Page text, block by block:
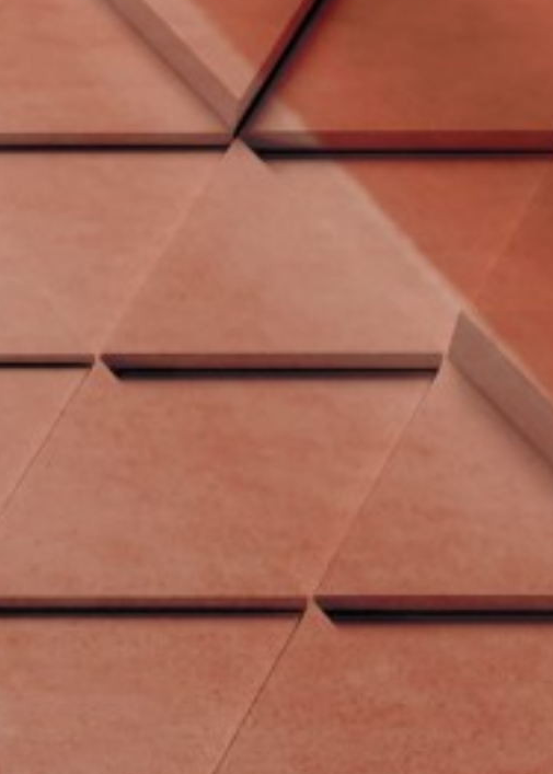
Έτος Έκδοσης
Κωδικός Ευδόξου
Σελίδες
Συνοδευτικό Υλικό
Όχι